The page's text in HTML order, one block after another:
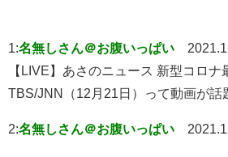
1:名無しさん＠お腹いっぱい
【LIVE】あさのニュース 新型コロ
TBS/JNN（12月21日）って動画が話
2:名無しさん＠お腹いっぱい